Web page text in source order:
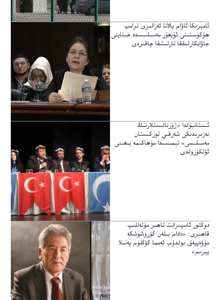
ئامېرىكا ئاۋام پالاتا ئەزالىرى ترامپ
ھۆكۈمىتىنى ئۇيغۇر مەسىلىسىدە خىتاينى
جاۋابكارلىققا تارتىشقا چاقىردى
ئىستانبۇلدا «ژۇرنالىستلارنىڭ
نەزىرىدىكى شەرقىي تۈركىستان
مەسىلىسى» تېمىسىدا مۇھاكىمە يىغىنى
ئۆتكۈزۈلدى
دوكتور ئاسپىرانت تاھىر مۇتەللىپ
قاھىرى: «دادام بىلەن كۆرۈشۈشكە
مۇۋەپپەق بولدۇم، ئەمما كۆڭلۈم يەنىلا
يېرىم»